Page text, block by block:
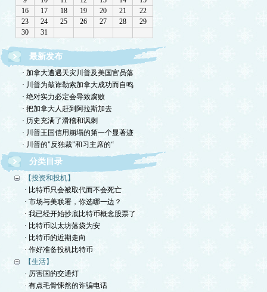
最新发布
· 加拿大遭遇天灾川普及美国官员落
· 川普为敲诈勒索加拿大成功而自鸣
· 绝对实力必定会导致腐败
· 把加拿大人赶到阿拉斯加去
· 历史充满了滑稽和讽刺
· 川普王国信用崩塌的第一个显著迹
· 川普的"反独裁”和习主席的“
分类目录
【投资和投机】
· 比特币只会被取代而不会死亡
· 市场与美联署，你选哪一边？
· 我已经开始抄底比特币概念股票了
· 比特币以太坊落袋为安
· 比特币的近期走向
· 作好准备投机比特币
【生活】
· 厉害国的交通灯
· 有点毛骨悚然的诈骗电话